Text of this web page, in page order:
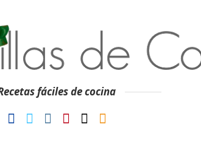
fáciles de cocina